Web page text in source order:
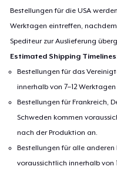
Bestellungen für die USA
Werktagen eintreffen,
Spediteur zur Auslieferung
Estimated Shipping
Bestellungen für das
innerhalb von 7–12
Bestellungen für Frankreich,
Schweden kommen
nach der Produktion an.
Bestellungen für alle
voraussichtlich innerhalb von